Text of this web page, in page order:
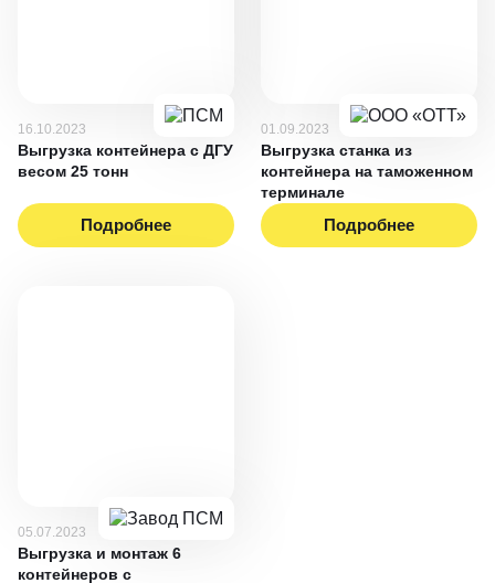
16.10.2023
Выгрузка контейнера с ДГУ
весом 25 тонн
Подробнее
01.09.2023
Выгрузка станка из
контейнера на таможенном
терминале
Подробнее
05.07.2023
Выгрузка и монтаж 6
контейнеров с